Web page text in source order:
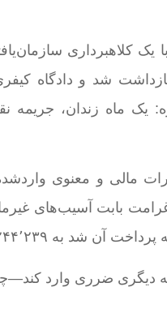
کلاهبرداری
شد و دادگاه
ماه زندان، جریمه
مالی و معنوی
از بررسی شواهد، علاوه بر مبلغ اصلی، ۲۰٬۰۰۰ درهم
۲۴۴٬۲۳۹ درهم رسید.
به دیگری ضرری وارد